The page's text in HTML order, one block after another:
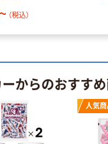
（税込）
からのおすす
人気